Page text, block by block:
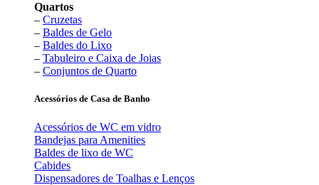
Quartos
– Cruzetas
– Baldes de Gelo
– Baldes do Lixo
– Tabuleiro e Caixa de Joias
– Conjuntos de Quarto
Acessórios de Casa de Banho
Acessórios de WC em vidro
Bandejas para Amenities
Baldes de lixo de WC
Cabides
Dispensadores de Toalhas e Lenços